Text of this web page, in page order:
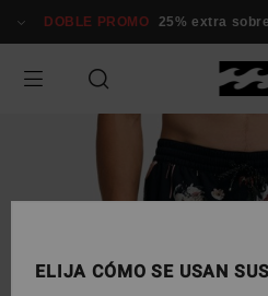
información
DOBLE PROMO 25% extra
ELIJA CÓMO SE USAN